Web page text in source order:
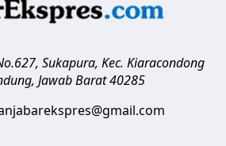
Sukapura, Kec. Kiaracondong
, Jawab Barat 40285